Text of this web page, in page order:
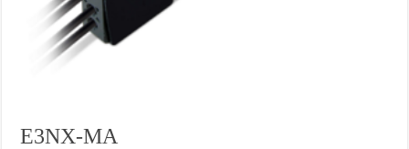
E3NX-MA